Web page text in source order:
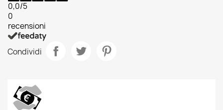
0,0/5
0
recensioni
Condividi